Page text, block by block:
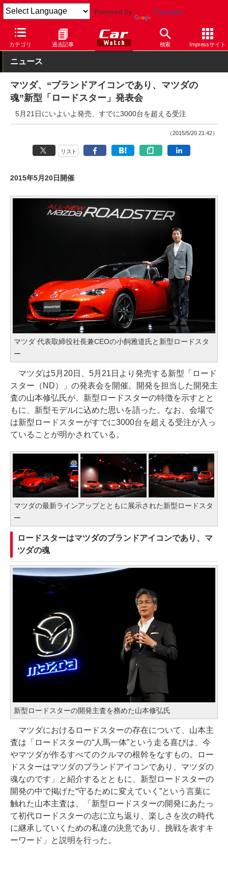
Powered by Translate
カテゴリ 過去記事 検索 Impressサイト
Car Watch 自動車 マツダ ロードスター
ニュース
マツダ、“ブランドアイコンであり、マツダの
魂”新型「ロードスター」発表会
5月21日にいよいよ発売、すでに3000台を超える受注
（2015/5/20 21:42）
リスト
2015年5月20日開催
マツダ 代表取締役社長兼CEOの小飼雅道氏と新型ロードスタ
ー
マツダは5月20日、5月21日より発売する新型「ロード
スター（ND）」の発表会を開催。開発を担当した開発主
査の山本修弘氏が、新型ロードスターの特徴を示すとと
もに、新型モデルに込めた思いを語った。なお、会場で
は新型ロードスターがすでに3000台を超える受注が入っ
ていることが明かされている。
マツダの最新ラインアップとともに展示された新型ロードスタ
ー
ロードスターはマツダのブランドアイコンであり、マ
ツダの魂
新型ロードスターの開発主査を務めた山本修弘氏
マツダにおけるロードスターの存在について、山本主
査は「ロードスターの“人馬一体”という走る喜びは、今
やマツダが作るすべてのクルマの根幹をなすもの。ロー
ドスターはマツダのブランドアイコンであり、マツダの
魂なのです」と紹介するとともに、新型ロードスターの
開発の中で掲げた“守るために変えていく”という言葉に
触れた山本主査は、「新型ロードスターの開発にあたっ
て初代ロードスターの志に立ち返り、楽しさを次の時代
に継承していくための私達の決意であり、挑戦を表すキ
ーワード」と説明を行った。